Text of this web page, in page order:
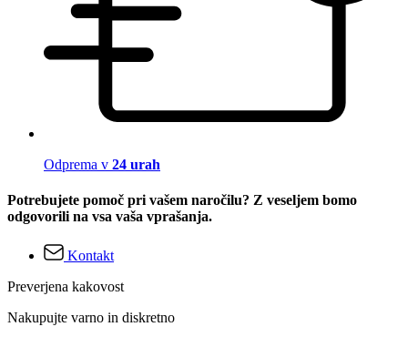
Odprema v 24 urah
Potrebujete pomoč pri vašem naročilu? Z veseljem bomo
odgovorili na vsa vaša vprašanja.
Kontakt
Preverjena kakovost
Nakupujte varno in diskretno